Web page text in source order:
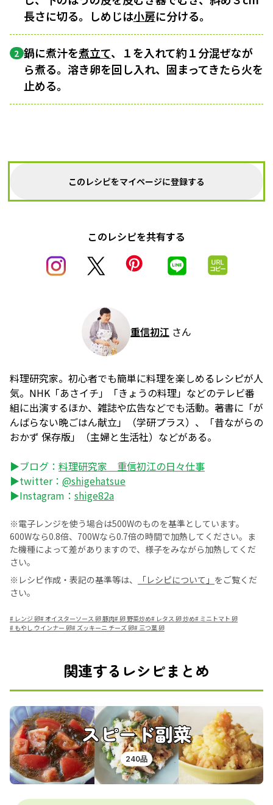
長さに切る。しめじは小房に分ける。
2 鍋に煮汁を煮立て、１を入れて約１分混ぜなが
ら煮る。溶き卵を回し入れ、固まってきたら火を
止める。
このレシピをマイページに登録する
このレシピを共有する
重信初江 さん
料理研究家。初心者でも簡単に料理を楽しめるレシピが人
気。NHK「あさイチ」「きょうの料理」などのテレビ番
組に出演するほか、雑誌や広告などでも活動。著書に「が
んばらない晩ごはん献立」（学研プラス）、「昔ながらの
おかず 保存版」（主婦と生活社）などがある。
▶ブログ： 料理研究家 重信初江の日々仕事
▶twitter： @shigehatsue
▶Instagram： shige82a
※電子レンジを使う場合は500Wのものを基準としています。
600Wなら0.8倍、700Wなら0.7倍の時間で加熱してください。ま
た機種によって差がありますので、様子をみながら加熱してくだ
さい。
※レシピ作成・表記の基準等は、
「レシピについて」 をご覧くだ
さい。
# レンジ 卵#オイスターソース 卵 豚肉#卵 野菜炒め# レタス 卵 炒め# ミニトマト 卵
# もやし ウインナー 卵# ズッキーニ チーズ 卵# 三つ葉 卵
関連するレシピまとめ
スピード副菜
240品